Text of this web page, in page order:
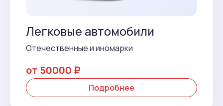
Легковые автомобили
Отечественные и иномарки
от 50000 ₽
Подробнее